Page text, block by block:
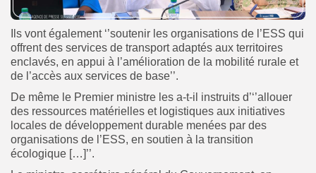
Ils vont également ‘’soutenir les organisations de l’ESS qui
offrent des services de transport adaptés aux territoires
enclavés, en appui à l’amélioration de la mobilité rurale et
de l’accès aux services de base’’.
De même le Premier ministre les a-t-il instruits d’‘’allouer
des ressources matérielles et logistiques aux initiatives
locales de développement durable menées par des
organisations de l’ESS, en soutien à la transition
écologique […]’’.